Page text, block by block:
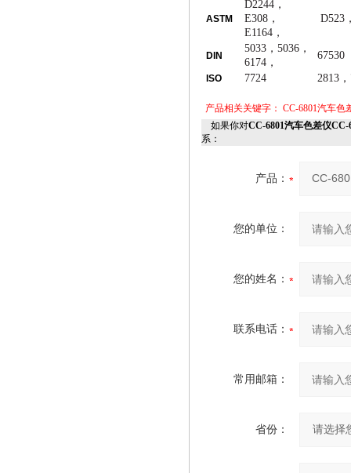
ASTM
D2244，
E308，
E1164，
D523
DIN
5033，5036，
6174，
67530
ISO 7724 2813
产品相关关键字： CC-6801汽车色
如果你对CC-6801汽车色差仪
系：
产品：
您的单位：
您的姓名：
联系电话：
常用邮箱：
省份：